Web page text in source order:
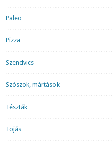
Paleo
Pizza
Szendvics
Szószok, mártások
Tészták
Tojás